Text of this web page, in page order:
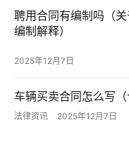
聘用合同有编制吗（
编制解释）
2025年12月7日
车辆买卖合同怎么写（
法律资讯 2025年12月7日